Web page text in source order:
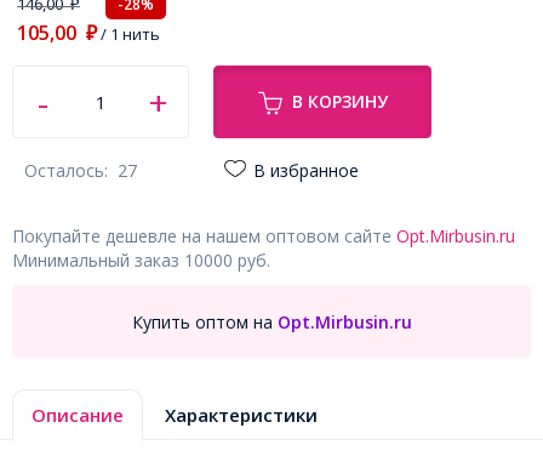
₽ -28%
105,00 ₽/ 1 нить
В КОРЗИНУ
Осталось: 27 В избранное
Покупайте дешевле на нашем оптовом сайте Opt.Mirbusin.ru
Минимальный заказ 10000 руб.
Купить оптом на Opt.Mirbusin.ru
Описание Характеристики